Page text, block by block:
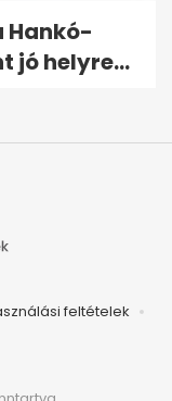
Hankó-
jó helyre...
feltételek